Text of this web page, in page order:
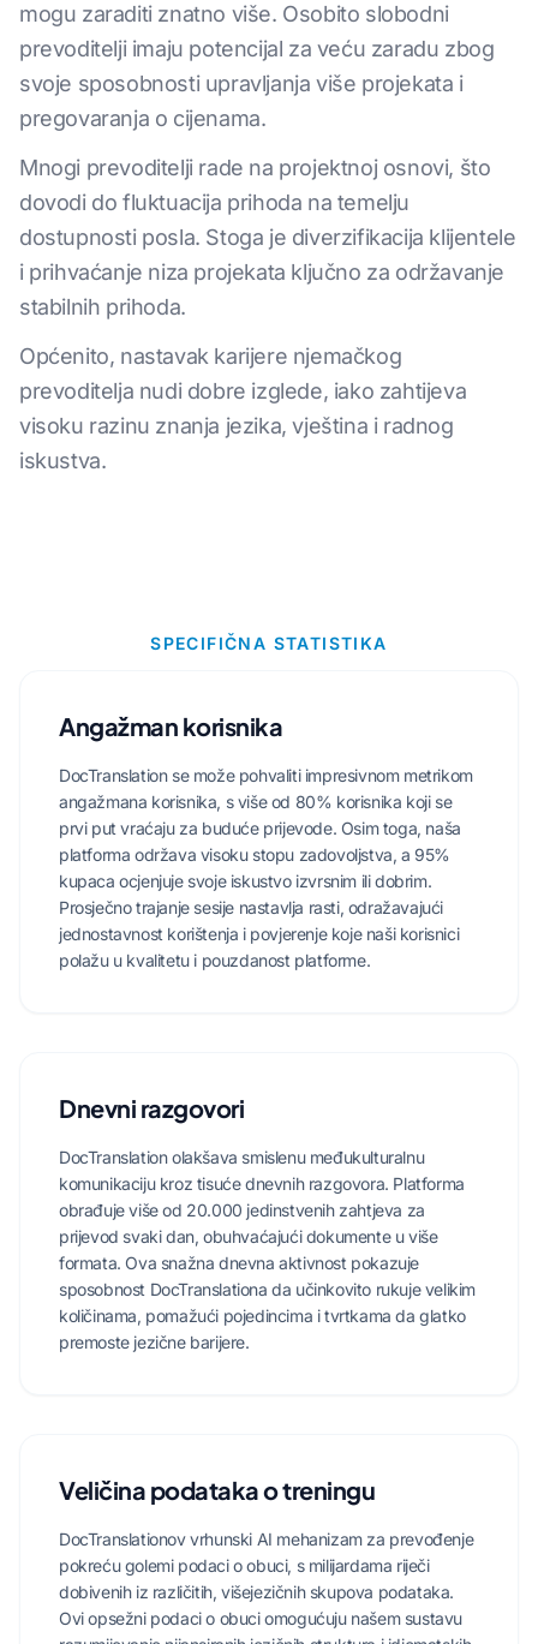
mogu zaraditi znatno više. Osobito slobodni
prevoditelji imaju potencijal za veću zaradu zbog
svoje sposobnosti upravljanja više projekata i
pregovaranja o cijenama.
Mnogi prevoditelji rade na projektnoj osnovi, što
dovodi do fluktuacija prihoda na temelju
dostupnosti posla. Stoga je diverzifikacija klijentele
i prihvaćanje niza projekata ključno za održavanje
stabilnih prihoda.
Općenito, nastavak karijere njemačkog
prevoditelja nudi dobre izglede, iako zahtijeva
visoku razinu znanja jezika, vještina i radnog
iskustva.
SPECIFIČNA STATISTIKA
Angažman korisnika
DocTranslation se može pohvaliti impresivnom metrikom
angažmana korisnika, s više od 80% korisnika koji se
prvi put vraćaju za buduće prijevode. Osim toga, naša
platforma održava visoku stopu zadovoljstva, a 95%
kupaca ocjenjuje svoje iskustvo izvrsnim ili dobrim.
Prosječno trajanje sesije nastavlja rasti, odražavajući
jednostavnost korištenja i povjerenje koje naši korisnici
polažu u kvalitetu i pouzdanost platforme.
Dnevni razgovori
DocTranslation olakšava smislenu međukulturalnu
komunikaciju kroz tisuće dnevnih razgovora. Platforma
obrađuje više od 20.000 jedinstvenih zahtjeva za
prijevod svaki dan, obuhvaćajući dokumente u više
formata. Ova snažna dnevna aktivnost pokazuje
sposobnost DocTranslationa da učinkovito rukuje velikim
količinama, pomažući pojedincima i tvrtkama da glatko
premoste jezične barijere.
Veličina podataka o treningu
DocTranslationov vrhunski AI mehanizam za prevođenje
pokreću golemi podaci o obuci, s milijardama riječi
dobivenih iz različitih, višejezičnih skupova podataka.
Ovi opsežni podaci o obuci omogućuju našem sustavu